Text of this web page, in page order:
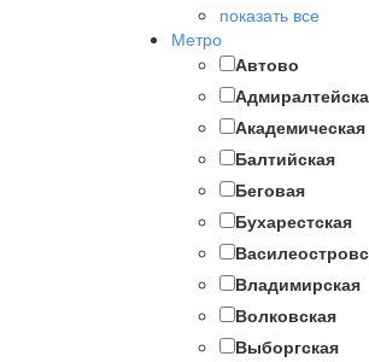
показать все
Метро
Автово
Академическая
Балтийская
Беговая
Бухарестская
Владимирская
Волковская
Выборгская